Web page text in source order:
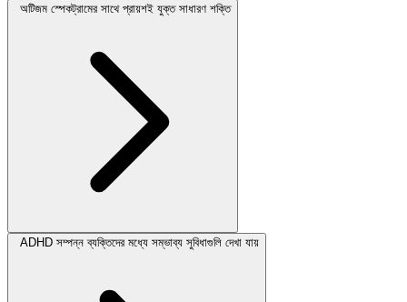
অটিজম স্পেকট্রামের সাথে প্রায়শই যুক্ত সাধারণ শক্তি
ADHD সম্পন্ন ব্যক্তিদের মধ্যে সম্ভাব্য সুবিধাগুলি দেখা যায়